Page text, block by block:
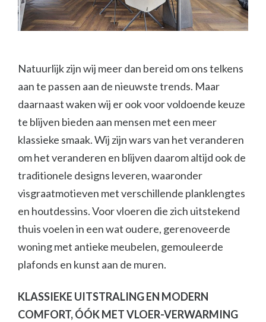
Natuurlijk zijn wij meer dan bereid om ons telkens
aan te passen aan de nieuwste trends. Maar
daarnaast waken wij er ook voor voldoende keuze
te blijven bieden aan mensen met een meer
klassieke smaak. Wij zijn wars van het veranderen
om het veranderen en blijven daarom altijd ook de
traditionele designs leveren, waaronder
visgraatmotieven met verschillende planklengtes
en houtdessins. Voor vloeren die zich uitstekend
thuis voelen in een wat oudere, gerenoveerde
woning met antieke meubelen, gemouleerde
plafonds en kunst aan de muren.
KLASSIEKE UITSTRALING EN MODERN
COMFORT, ÓÓK MET VLOER-VERWARMING